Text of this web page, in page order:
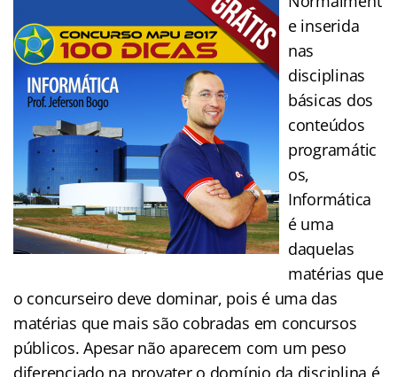
e inserida
nas
disciplinas
básicas dos
conteúdos
programátic
os,
Informática
é uma
daquelas
matérias que
o concurseiro deve dominar, pois é uma das
matérias que mais são cobradas em concursos
públicos. Apesar não aparecem com um peso
diferenciado na provater o domínio da disciplina é